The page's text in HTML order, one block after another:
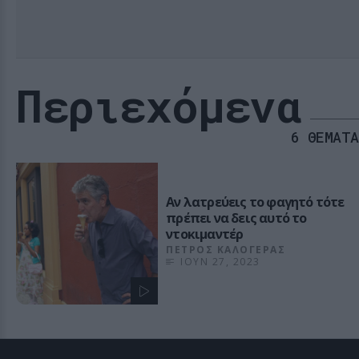
Περιεχόμενα
6 ΘΕΜΑΤΑ
Αν λατρεύεις το φαγητό τότε
πρέπει να δεις αυτό το
ντοκιμαντέρ
ΙΟΥΝ 27, 2023
ΠΕΤΡΟΣ ΚΑΛΟΓΕΡΑΣ